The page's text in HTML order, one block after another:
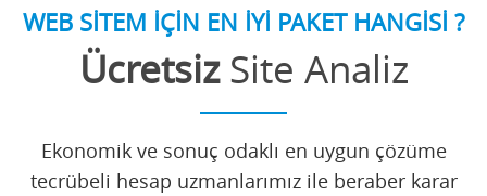
WEB SİTEM İÇİN EN İYİ PAKET HANGİSİ ?
ÜcretsizSite Analiz
Ekonomik ve sonuç odaklı en uygun çözüme
tecrübeli hesap uzmanlarımız ile beraber karar